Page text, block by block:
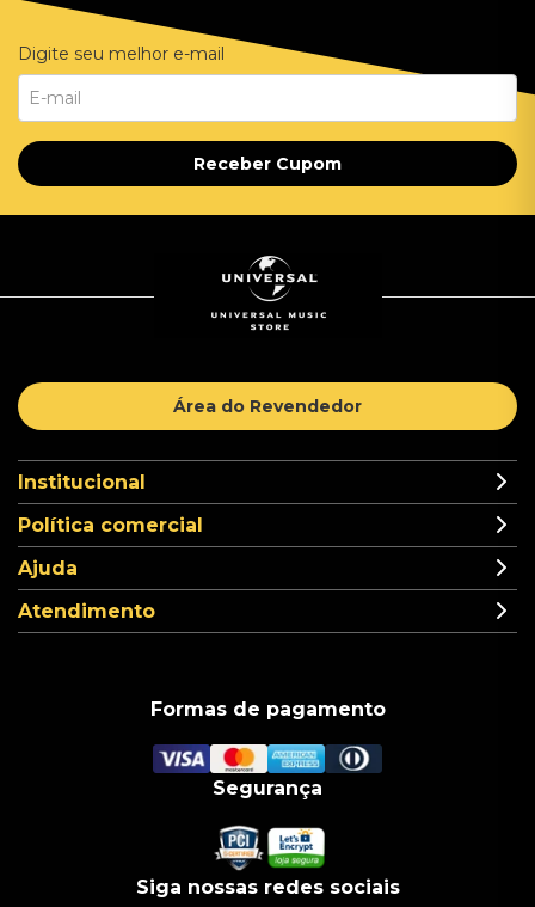
Digite seu melhor e-mail
Receber Cupom
Área do Revendedor
Institucional
Política comercial
Ajuda
Atendimento
Formas de pagamento
Segurança
Siga nossas redes sociais